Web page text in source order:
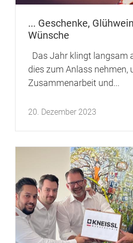
... Geschenke,
Wünsche
Das Jahr klingt langsam
dies zum Anlass nehmen,
Zusammenarbeit und...
20. Dezember 2023